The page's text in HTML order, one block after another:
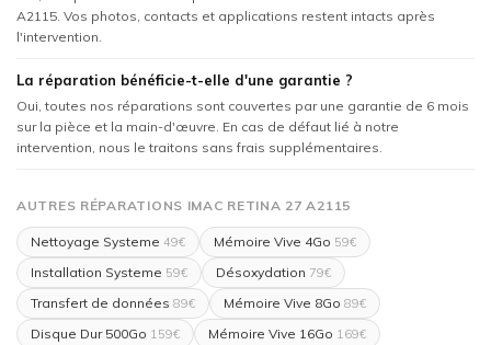
A2115. Vos photos, contacts et applications restent intacts après
l'intervention.
La réparation bénéficie-t-elle d'une garantie ?
Oui, toutes nos réparations sont couvertes par une garantie de 6 mois
sur la pièce et la main-d'œuvre. En cas de défaut lié à notre
intervention, nous le traitons sans frais supplémentaires.
AUTRES RÉPARATIONS IMAC RETINA 27 A2115
Nettoyage Systeme 49€ Mémoire Vive 4Go 59€
Installation Systeme 59€ Désoxydation 79€
Transfert de données 89€ Mémoire Vive 8Go 89€
Disque Dur 500Go 159€ Mémoire Vive 16Go 169€